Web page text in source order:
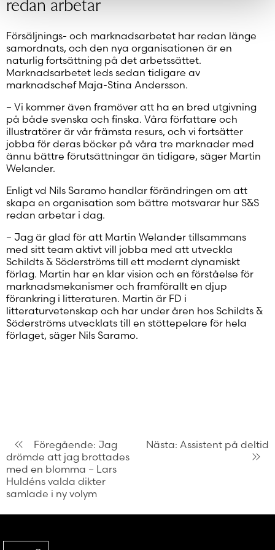
Försäljnings- och marknadsarbetet har redan länge
samordnats, och den nya organisationen är en
naturlig fortsättning på det arbetssättet.
Marknadsarbetet leds sedan tidigare av
marknadschef Maja-Stina Andersson.
– Vi kommer även framöver att ha en bred utgivning
på både svenska och finska. Våra författare och
illustratörer är vår främsta resurs, och vi fortsätter
jobba för deras böcker på våra tre marknader med
ännu bättre förutsättningar än tidigare, säger Martin
Welander.
Enligt vd Nils Saramo handlar förändringen om att
skapa en organisation som bättre motsvarar hur S&S
redan arbetar i dag.
– Jag är glad för att Martin Welander tillsammans
med sitt team aktivt vill jobba med att utveckla
Schildts & Söderströms till ett modernt dynamiskt
förlag. Martin har en klar vision och en förståelse för
marknadsmekanismer och framförallt en djup
förankring i litteraturen. Martin är FD i
litteraturvetenskap och har under åren hos Schildts &
Söderströms utvecklats till en stöttepelare för hela
förlaget, säger Nils Saramo.
Inläggsnavigering
Föregående: Jag
drömde att jag brottades
med en blomma – Lars
Huldéns valda dikter
samlade i ny volym
Nästa: Assistent på deltid